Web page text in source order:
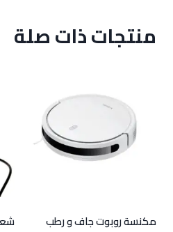
منتجات ذات صلة
مكنسة روبوت جاف و رطب